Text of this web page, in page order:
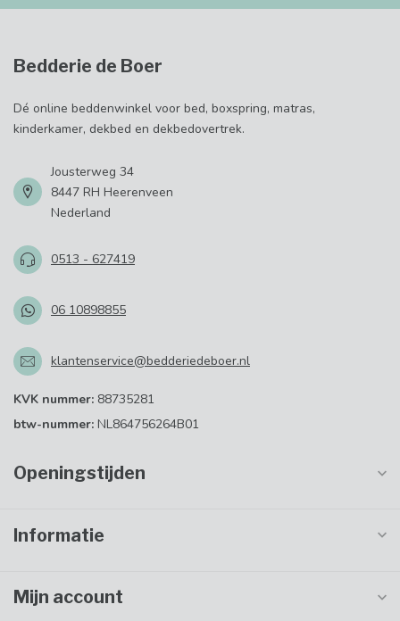
Bedderie de Boer
Dé online beddenwinkel voor bed, boxspring, matras,
kinderkamer, dekbed en dekbedovertrek.
Jousterweg 34
8447 RH Heerenveen
Nederland
0513 - 627419
06 10898855
klantenservice@bedderiedeboer.nl
KVK nummer: 88735281
btw-nummer: NL864756264B01
Openingstijden
Informatie
Mijn account